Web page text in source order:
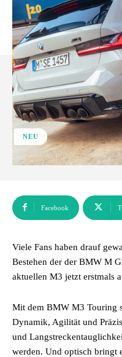
NEU
Facebook
Viele Fans haben drauf
Bestehen der der BMW M
aktuellen M3 jetzt erstmals
Mit dem BMW M3 Touring
Dynamik, Agilität und
und
werden. Und optisch bringt